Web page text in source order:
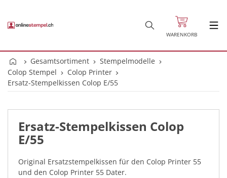
WARENKORB
Gesamtsortiment
Stempelmodelle
Colop Stempel
Colop Printer
Ersatz-Stempelkissen Colop E/55
Ersatz-Stempelkissen Colop
E/55
Original Ersatzstempelkissen für den Colop Printer 55
und den Colop Printer 55 Dater.